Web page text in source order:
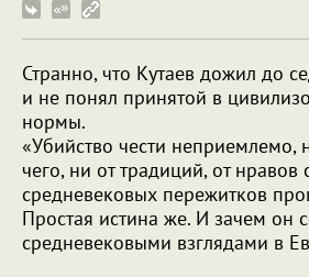
Странно, что Кутаев дожил до
и не понял принятой в
нормы.
«Убийство чести неприемлемо,
чего, ни от традиций, от нравов
средневековых пережитков
Простая истина же. И зачем он
средневековыми взглядами в